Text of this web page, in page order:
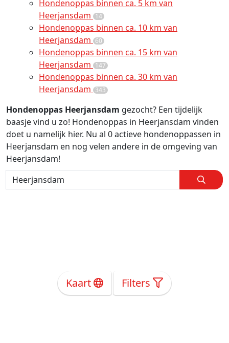
Hondenoppas binnen ca. 5 km van
Heerjansdam 14
Hondenoppas binnen ca. 10 km van
Heerjansdam 60
Hondenoppas binnen ca. 15 km van
Heerjansdam 147
Hondenoppas binnen ca. 30 km van
Heerjansdam 343
Hondenoppas Heerjansdam gezocht? Een tijdelijk
baasje vind u zo! Hondenoppas in Heerjansdam vinden
doet u namelijk hier. Nu al 0 actieve hondenoppassen in
Heerjansdam en nog velen andere in de omgeving van
Heerjansdam!
Kaart Filters